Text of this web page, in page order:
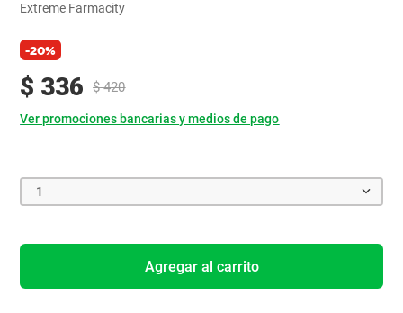
Extreme Farmacity
-20%
$ 336 $ 420
Ver promociones bancarias y medios de pago
1
Agregar al carrito